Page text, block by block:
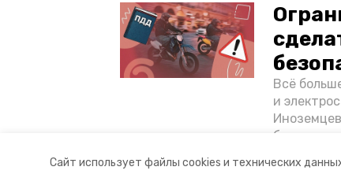
Сайт использует файлы cookies и технических
Всё
и
без
Ранее сообщалось,
по профориентации.
ставропольский край
минпром ск